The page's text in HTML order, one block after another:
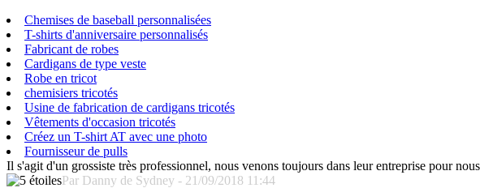
Chemises de baseball personnalisées
T-shirts d'anniversaire personnalisés
Fabricant de robes
Cardigans de type veste
Robe en tricot
chemisiers tricotés
Usine de fabrication de cardigans tricotés
Vêtements d'occasion tricotés
Créez un T-shirt AT avec une photo
Fournisseur de pulls
Il s'agit d'un grossiste très professionnel, nous venons toujours dans leur entreprise pour
Par Danny de Sydney - 21/09/2018 11:44